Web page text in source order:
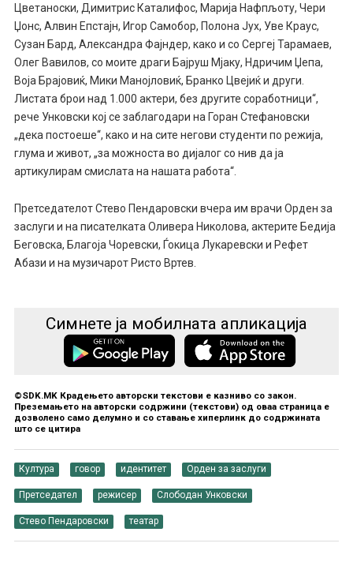
Цветаноски, Димитрис Каталифос, Марија Нафпљоту, Чери
Џонс, Алвин Епстајн, Игор Самобор, Полона Јух, Уве Краус,
Сузан Бард, Александра Фајндер, како и со Сергеј Тарамаев,
Олег Вавилов, со моите драги Бајруш Мјаку, Ндричим Џепа,
Воја Брајовиќ, Мики Манојловиќ, Бранко Цвејиќ и други.
Листата брои над 1.000 актери, без другите соработници“,
рече Унковски кој се заблагодари на Горан Стефановски
„дека постоеше“, како и на сите негови студенти по режија,
глума и живот, „за можноста во дијалог со нив да ја
артикулирам смислата на нашата работа“.
Претседателот Стево Пендаровски вчера им врачи Орден за
заслуги и на писателката Оливера Николова, актерите Бедија
Беговска, Благоја Чоревски, Ѓокица Лукаревски и Рефет
Абази и на музичарот Ристо Вртев.
Симнете ја мобилната апликација
©SDK.MK Крадењето авторски текстови е казниво со закон.
Преземањето на авторски содржини (текстови) од оваа страница е
дозволено само делумно и со ставање хиперлинк до содржината
што се цитира
Култура говор идентитет Орден за заслуги
Претседател режисер Слободан Унковски
Стево Пендаровски театар